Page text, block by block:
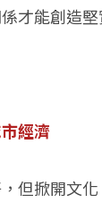
才能創造
經濟
但掀開文